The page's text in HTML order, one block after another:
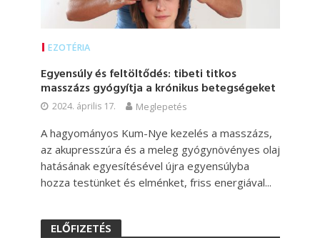
EZOTÉRIA
Egyensúly és feltöltődés: tibeti titkos
masszázs gyógyítja a krónikus betegségeket
2024. április 17. Meglepetés
A hagyományos Kum-Nye kezelés a masszázs,
az akupresszúra és a meleg gyógynövényes olaj
hatásának egyesítésével újra egyensúlyba
hozza testünket és elménket, friss energiával...
ELŐFIZETÉS